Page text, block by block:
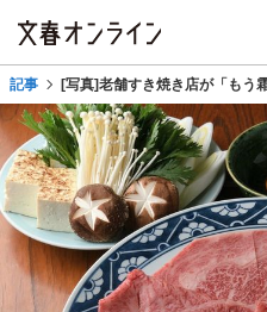
記事 [写真]老舗すき焼き店が「も